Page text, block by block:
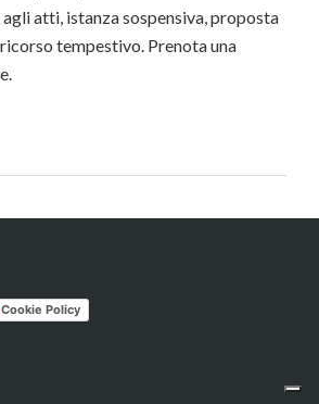
atti, istanza sospensiva, proposta
tempestivo. Prenota una
Cookie Policy